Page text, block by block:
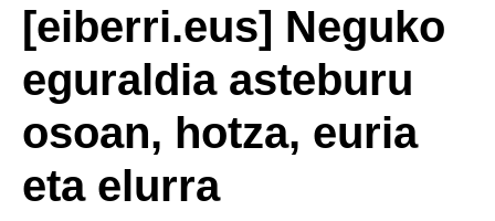
[eiberri.eus] Neguko
eguraldia asteburu
osoan, hotza, euria
eta elurra